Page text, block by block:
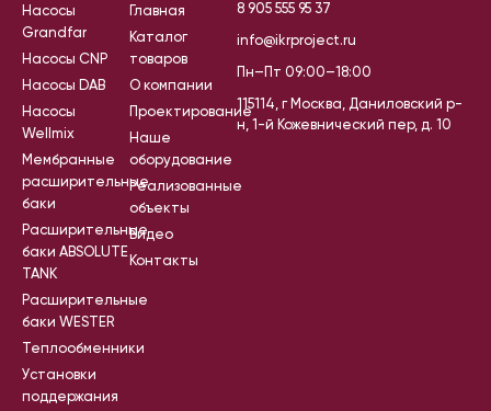
Насосы
Grandfar
Насосы CNP
Насосы DAB
Насосы
Wellmix
Мембранные
расширительные
баки
Расширительные
баки ABSOLUTE
TANK
Расширительные
баки WESTER
Теплообменники
Установки
поддержания
Главная
Каталог
товаров
О компании
Проектирование
Наше
оборудование
Реализованные
объекты
Видео
Контакты
8 905 555 95 37
info@ikrproject.ru
Пн–Пт 09:00–18:00
115114, г Москва, Даниловский р-
н, 1-й Кожевнический пер, д. 10